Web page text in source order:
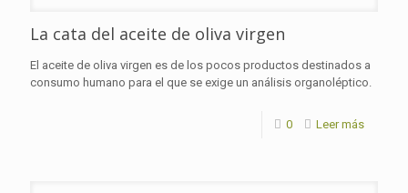
La cata del aceite de oliva virgen
El aceite de oliva virgen es de los pocos productos destinados a
consumo humano para el que se exige un análisis organoléptico.
0 Leer más